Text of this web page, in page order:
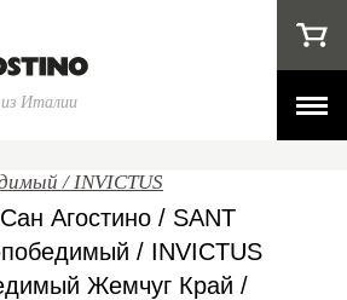
Италии
/ INVICTUS
Агостино / SANT
/ INVICTUS
Жемчуг Край /